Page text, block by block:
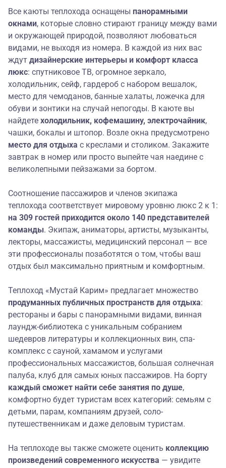
Все каюты теплохода оснащены панорамными
окнами, которые словно стирают границу между вами
и окружающей природой, позволяют любоваться
видами, не выходя из номера. В каждой из них вас
ждут дизайнерские интерьеры и комфорт класса
люкс: спутниковое ТВ, огромное зеркало,
холодильник, сейф, гардероб с набором вешалок,
место для чемоданов, банные халаты, ложечка для
обуви и зонтики на случай непогоды. В каюте вы
найдете холодильник, кофемашину, электрочайник,
чашки, бокалы и штопор. Возле окна предусмотрено
место для отдыха с креслами и столиком. Закажите
завтрак в номер или просто выпейте чая наедине с
великолепными пейзажами за бортом.
Соотношение пассажиров и членов экипажа
теплохода соответствует мировому уровню люкс 2 к 1:
на 309 гостей приходится около 140 представителей
команды. Экипаж, аниматоры, артисты, музыканты,
лекторы, массажисты, медицинский персонал — все
эти профессионалы позаботятся о том, чтобы ваш
отдых был максимально приятным и комфортным.
Теплоход «Мустай Карим» предлагает множество
продуманных публичных пространств для отдыха:
рестораны и бары с панорамными видами, винная
лаундж-библиотека с уникальным собранием
шедевров литературы и коллекционных вин, спа-
комплекс с сауной, хамамом и услугами
профессиональных массажистов, большая солнечная
палуба, клуб для самых юных пассажиров. На борту
каждый сможет найти себе занятия по душе,
комфортно будет туристам всех категорий: семьям с
детьми, парам, компаниям друзей, соло-
путешественникам и даже деловым туристам.
На теплоходе вы также сможете оценить коллекцию
произведений современного искусства — увидите